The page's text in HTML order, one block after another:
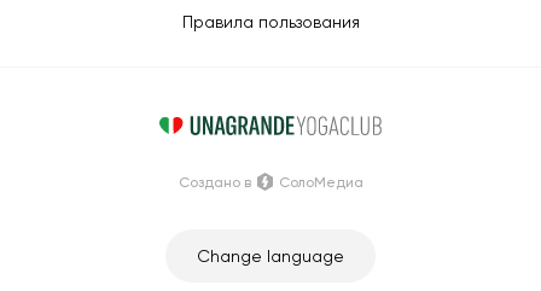
Правила пользования
Change language
Создано в СолоМедиа